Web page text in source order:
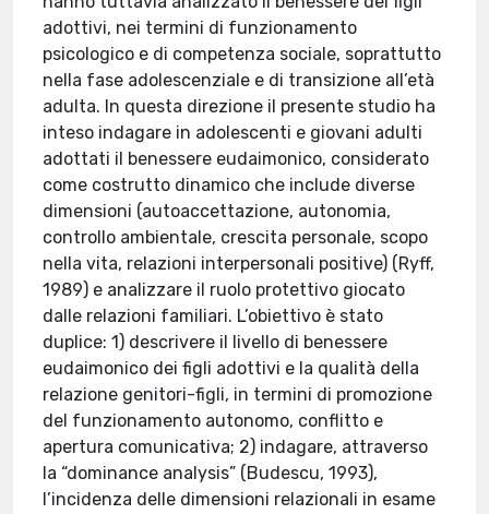
adottivi, nei termini di funzionamento
psicologico e di competenza sociale, soprattutto
nella fase adolescenziale e di transizione all’età
adulta. In questa direzione il presente studio ha
inteso indagare in adolescenti e giovani adulti
adottati il benessere eudaimonico, considerato
come costrutto dinamico che include diverse
dimensioni (autoaccettazione, autonomia,
controllo ambientale, crescita personale, scopo
nella vita, relazioni interpersonali positive) (Ryff,
1989) e analizzare il ruolo protettivo giocato
dalle relazioni familiari. L’obiettivo è stato
duplice: 1) descrivere il livello di benessere
eudaimonico dei figli adottivi e la qualità della
relazione genitori-figli, in termini di promozione
del funzionamento autonomo, conflitto e
apertura comunicativa; 2) indagare, attraverso
la “dominance analysis” (Budescu, 1993),
l’incidenza delle dimensioni relazionali in esame